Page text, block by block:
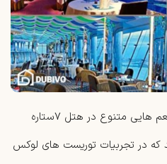
ترکیبی از طراحی خیره‌ کننده و طعم ‌هایی متنوع در هتل ۷ستاره
که در تجربیات توریست های لوکس